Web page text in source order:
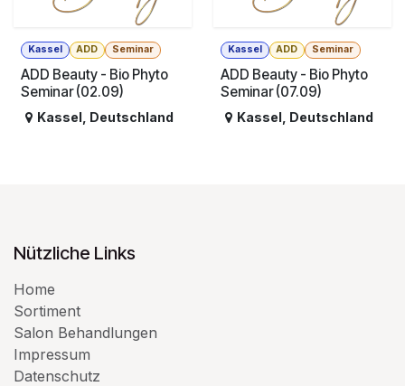
Kassel ADD Seminar
ADD Beauty - Bio Phyto
Seminar (02.09)
Kassel Deutschland
Kassel ADD Seminar
ADD Beauty - Bio Phyto
Seminar (07.09)
Kassel Deutschland
Nützliche Links
Home
Sortiment
Salon Behandlungen
Impressum
Datenschutz